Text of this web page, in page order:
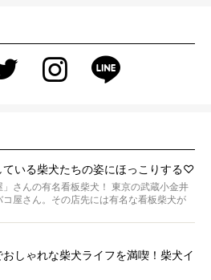
ている柴犬たちの姿にほっこりする♡
」さんの有名看板柴犬！ 東京の武蔵小金井
コ屋さん。その店先には有名な看板柴犬が
しゃれな柴犬ライフを満喫！柴犬イ